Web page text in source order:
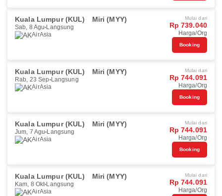
Kuala Lumpur (KUL) Miri (MYY)
Sab, 8 Agu Langsung
AirAsia
Mulai dari
Rp 739.040
Harga/Org
Booking
Kuala Lumpur (KUL) Miri (MYY)
Rab, 23 Sep Langsung
AirAsia
Mulai dari
Rp 744.091
Harga/Org
Booking
Kuala Lumpur (KUL) Miri (MYY)
Jum, 7 Agu Langsung
AirAsia
Mulai dari
Rp 744.091
Harga/Org
Booking
Kuala Lumpur (KUL) Miri (MYY)
Kam, 8 Okt Langsung
AirAsia
Mulai dari
Rp 744.091
Harga/Org